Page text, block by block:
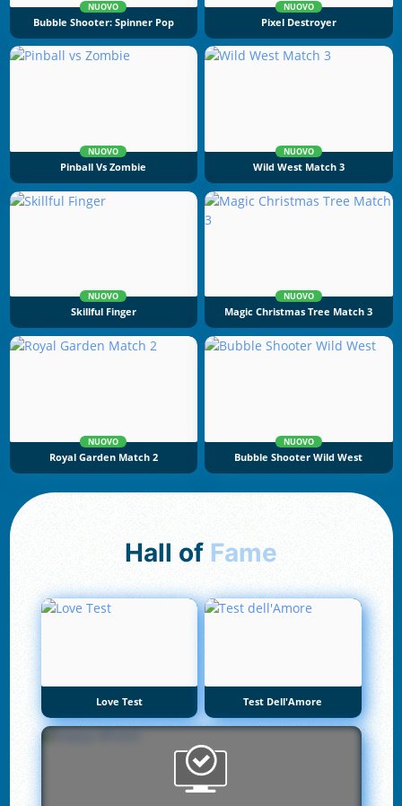
NUOVO
Bubble Shooter: Spinner Pop
NUOVO
Pixel Destroyer
NUOVO
Pinball Vs Zombie
NUOVO
Wild West Match 3
NUOVO
Skillful Finger
NUOVO
Magic Christmas Tree Match 3
NUOVO
Royal Garden Match 2
NUOVO
Bubble Shooter Wild West
Hall of Fame
Love Test Test Dell'Amore